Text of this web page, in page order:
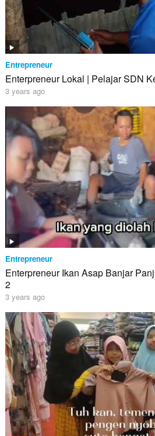
Entrepreneur
Enterpreneur Lokal | Pelajar SDN
3 years ago
Entrepreneur
Enterpreneur Ikan Asap Banjar
2
3 years ago